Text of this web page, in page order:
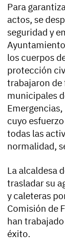
Para
actos, se
seguridad y
los cuerpos
protección
trabajaron de
municipales
cuyo
todas las
normalidad,
La alcaldesa
trasladar su
y caleteras
Comisión de
han
éxito.